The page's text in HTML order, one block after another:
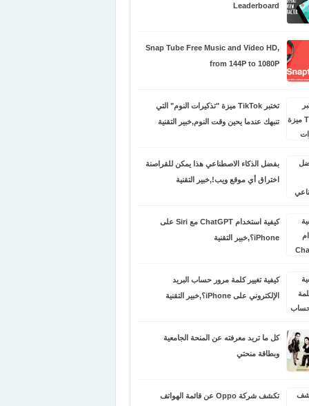
Leaderboard
Snap Tube Free Music and Video HD,
from 144P to 1080P
تختبر TikTok ميزة "تذكيرات النوم" التي
تنبهك عندما يحين وقت النوم,خبير التقنية
بفضل الذكاء الاصطناعي هذا يمكن للقراصنة
اختراق أي موقع ويب!,خبير التقنية
كيفية استخدام ChatGPT مع Siri على
iPhone؟,خبير التقنية
كيفية تغيير كلمة مرور حساب البريد
الإلكتروني على iPhone؟,خبير التقنية
كل ما تريد معرفته عن المنحة الجامعية
وبطاقة منحتي
تكشف شركة Oppo عن قائمة الهواتف